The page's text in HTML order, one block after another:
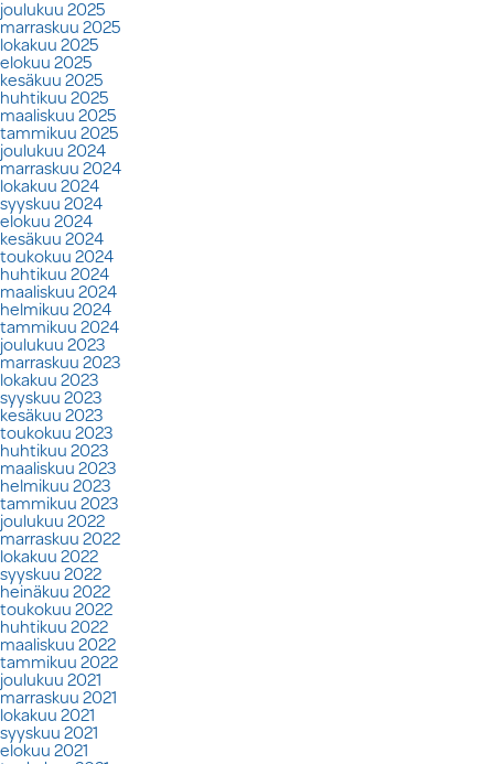
joulukuu 2025
marraskuu 2025
lokakuu 2025
elokuu 2025
kesäkuu 2025
huhtikuu 2025
maaliskuu 2025
tammikuu 2025
joulukuu 2024
marraskuu 2024
lokakuu 2024
syyskuu 2024
elokuu 2024
kesäkuu 2024
toukokuu 2024
huhtikuu 2024
maaliskuu 2024
helmikuu 2024
tammikuu 2024
joulukuu 2023
marraskuu 2023
lokakuu 2023
syyskuu 2023
kesäkuu 2023
toukokuu 2023
huhtikuu 2023
maaliskuu 2023
helmikuu 2023
tammikuu 2023
joulukuu 2022
marraskuu 2022
lokakuu 2022
syyskuu 2022
heinäkuu 2022
toukokuu 2022
huhtikuu 2022
maaliskuu 2022
tammikuu 2022
joulukuu 2021
marraskuu 2021
lokakuu 2021
syyskuu 2021
elokuu 2021